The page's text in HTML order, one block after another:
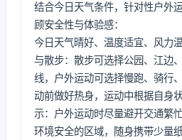
结合今日天气条件，针对性户外
顾安全性与体验感：
今日天气晴好、温度适宜、风力
与散步：散步可选择公园、江边
线，户外运动可选择慢跑、骑行
动前做好热身，运动中根据自身
示：户外运动时尽量避开交通繁
环境安全的区域，随身携带少量